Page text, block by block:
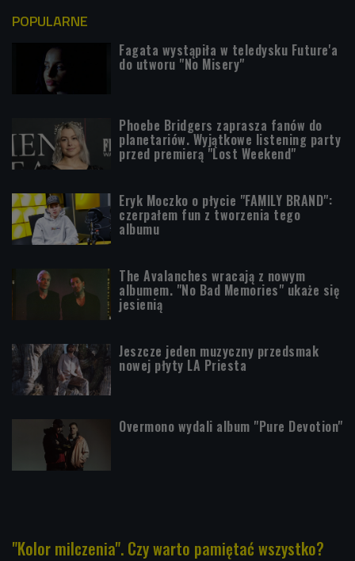
POPULARNE
Fagata wystąpiła w teledysku Future'a
do utworu "No Misery"
Phoebe Bridgers zaprasza fanów do
planetariów. Wyjątkowe listening party
przed premierą "Lost Weekend"
Eryk Moczko o płycie "FAMILY BRAND":
czerpałem fun z tworzenia tego
albumu
The Avalanches wracają z nowym
albumem. "No Bad Memories" ukaże się
jesienią
Jeszcze jeden muzyczny przedsmak
nowej płyty LA Priesta
Overmono wydali album "Pure Devotion"
"Kolor milczenia". Czy warto pamiętać wszystko?